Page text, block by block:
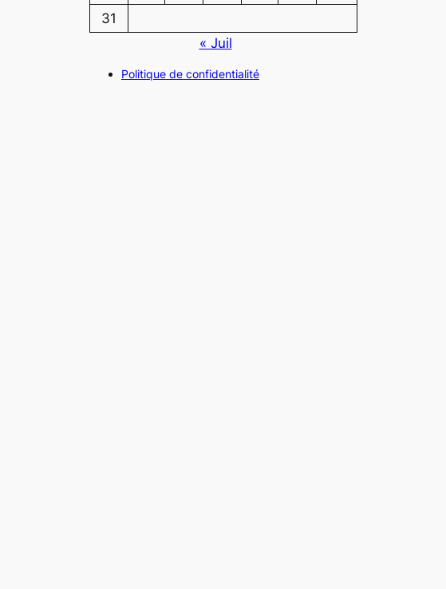
31
« Juil
Politique de confidentialité